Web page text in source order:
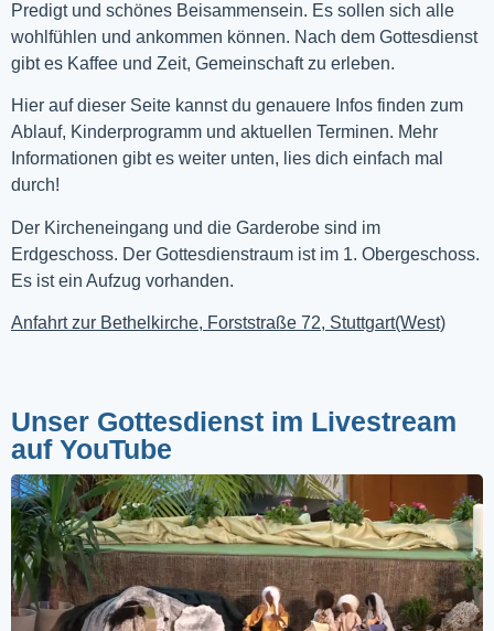
Predigt und schönes Beisammensein. Es sollen sich alle
wohlfühlen und ankommen können. Nach dem Gottesdienst
gibt es Kaffee und Zeit, Gemeinschaft zu erleben.
Hier auf dieser Seite kannst du genauere Infos finden zum
Ablauf, Kinderprogramm und aktuellen Terminen. Mehr
Informationen gibt es weiter unten, lies dich einfach mal
durch!
Der Kircheneingang und die Garderobe sind im
Erdgeschoss. Der Gottesdienstraum ist im 1. Obergeschoss.
Es ist ein Aufzug vorhanden.
Anfahrt zur Bethelkirche, Forststraße 72, Stuttgart(West)
Unser Gottesdienst im Livestream
auf YouTube